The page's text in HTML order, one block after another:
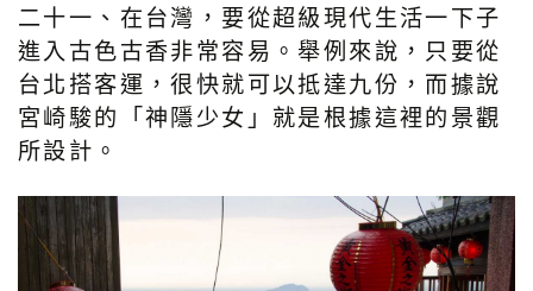
二十一、在台灣，要從超級現代生活一下子
進入古色古香非常容易。舉例來說，只要從
台北搭客運，很快就可以抵達九份，而據說
宮崎駿的「神隱少女」就是根據這裡的景觀
所設計。